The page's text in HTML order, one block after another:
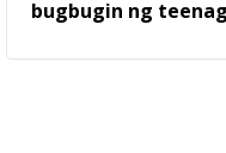
bugbugin ng